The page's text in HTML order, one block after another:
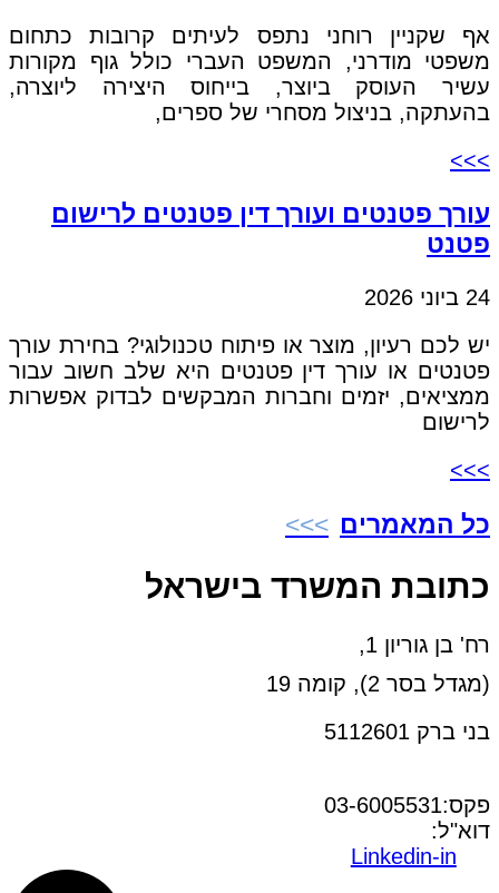
אף שקניין רוחני נתפס לעיתים קרובות כתחום
משפטי מודרני, המשפט העברי כולל גוף מקורות
עשיר העוסק ביוצר, בייחוס היצירה ליוצרה,
בהעתקה, בניצול מסחרי של ספרים,
>>>
עורך פטנטים ועורך דין פטנטים לרישום
פטנט
24 ביוני 2026
יש לכם רעיון, מוצר או פיתוח טכנולוגי? בחירת עורך
פטנטים או עורך דין פטנטים היא שלב חשוב עבור
ממציאים, יזמים וחברות המבקשים לבדוק אפשרות
לרישום
>>>
כל המאמרים
כתובת המשרד בישראל
רח' בן גוריון 1,
(מגדל בסר 2), קומה 19
בני ברק 5112601
פקס:03-6005531
דוא"ל:
Linkedin-in